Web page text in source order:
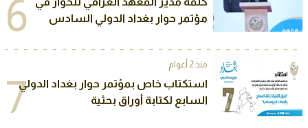
6
مؤتمر حوار بغداد الدولي السادس
منذ 2 أعوام
7استكتاب خاص بمؤتمر حوار بغداد الدولي
السابع لكتابة أوراق بحثية